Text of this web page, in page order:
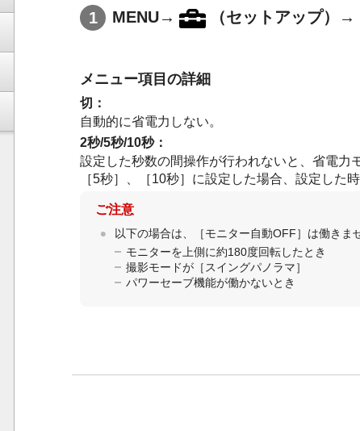
MENU→ （セットアップ）→
メニュー項目の詳細
切 ：
自動的に省電力しない。
2秒/5秒/10秒：
設定した秒数の間操作が行われないと、省電力
［5秒］
［10秒］ に設定した場合、設定した
ご注意
以下の場合は、 ［モニター自動OFF］ は働きま
モニターを上側に約180度回転したとき
撮影モードが［スイングパノラマ］
パワーセーブ機能が働かないとき